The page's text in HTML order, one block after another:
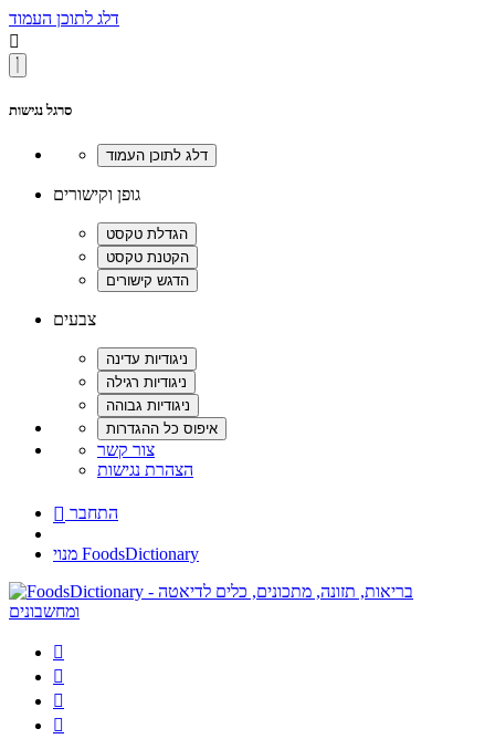
דלג לתוכן העמוד

סרגל נגישות
גופן וקישורים
צבעים
צור קשר
הצהרת נגישות
 התחבר
מנוי FoodsDictionary



